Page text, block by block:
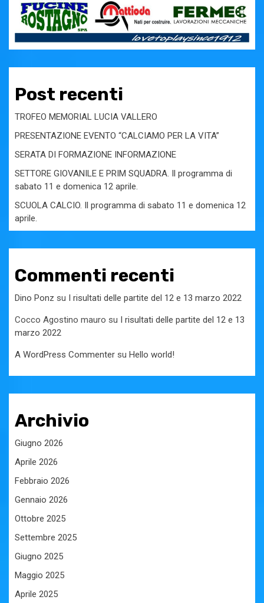
Post recenti
TROFEO MEMORIAL LUCIA VALLERO
PRESENTAZIONE EVENTO “CALCIAMO PER LA VITA”
SERATA DI FORMAZIONE INFORMAZIONE
SETTORE GIOVANILE E PRIM SQUADRA. Il programma di
sabato 11 e domenica 12 aprile.
SCUOLA CALCIO. Il programma di sabato 11 e domenica 12
aprile.
Commenti recenti
Dino Ponz su I risultati delle partite del 12 e 13 marzo 2022
Cocco Agostino mauro su
I risultati delle partite del 12 e 13
marzo 2022
A WordPress Commenter su Hello world!
Archivio
Giugno 2026
Aprile 2026
Febbraio 2026
Gennaio 2026
Ottobre 2025
Settembre 2025
Giugno 2025
Maggio 2025
Aprile 2025